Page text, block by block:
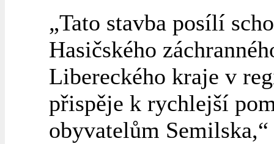
„Tato stavba posílí
Hasičského
Libereckého kraje v
přispěje k rychlejší
obyvatelům